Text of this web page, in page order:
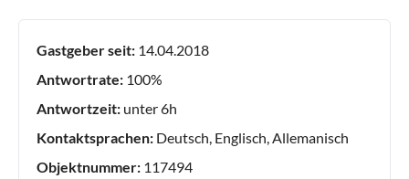
Gastgeber seit: 14.04.2018
Antwortrate: 100%
Antwortzeit: unter 6h
Kontaktsprachen: Deutsch, Englisch, Allemanisch
Objektnummer: 117494